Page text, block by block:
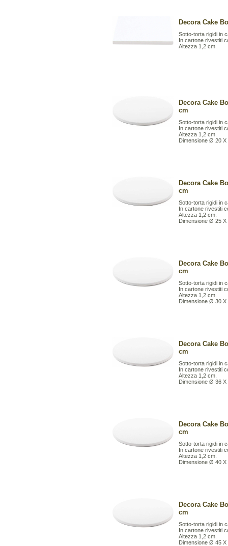
Decora Cake
Sotto-torta rigidi in
In cartone rivestiti
Altezza 1,2 cm.
Decora Cake
cm
Sotto-torta rigidi in
In cartone rivestiti
Altezza 1,2 cm.
Dimensione Ø 20 X
Decora Cake
cm
Sotto-torta rigidi in
In cartone rivestiti
Altezza 1,2 cm.
Dimensione Ø 25 X
Decora Cake
cm
Sotto-torta rigidi in
In cartone rivestiti
Altezza 1,2 cm.
Dimensione Ø 30 X
Decora Cake
cm
Sotto-torta rigidi in
In cartone rivestiti
Altezza 1,2 cm.
Dimensione Ø 36 X
Decora Cake
cm
Sotto-torta rigidi in
In cartone rivestiti
Altezza 1,2 cm.
Dimensione Ø 40 X
Decora Cake
cm
Sotto-torta rigidi in
In cartone rivestiti
Altezza 1,2 cm.
Dimensione Ø 45 X